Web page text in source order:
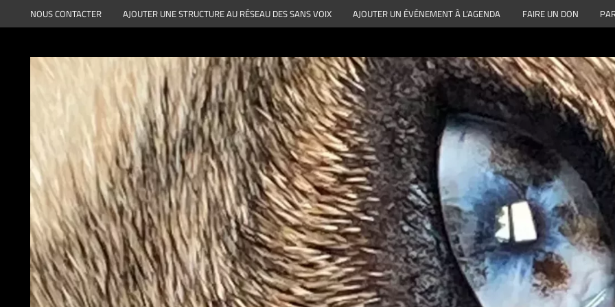
au
NOUS CONTACTER AJOUTER UNE STRUCTURE AU RÉSEAU DES SANS VOIX AJOUTER UN ÉVÉNEMENT À L’AGENDA FAIRE UN DON